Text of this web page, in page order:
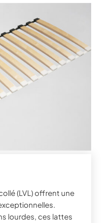
(LVL) offrent une
lourdes, ces lattes